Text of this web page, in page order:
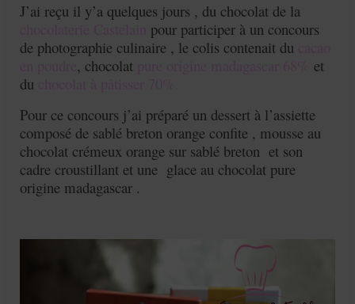
J’ai reçu il y’a quelques jours , du chocolat de la
pour participer à un concours
de photographie culinaire , le colis contenait du
, chocolat
et
du
Pour ce concours j’ai préparé un dessert à l’assiette
composé de sablé breton orange confite , mousse au
chocolat crémeux orange sur sablé breton et son
cadre croustillant et une glace au chocolat pure
origine madagascar .